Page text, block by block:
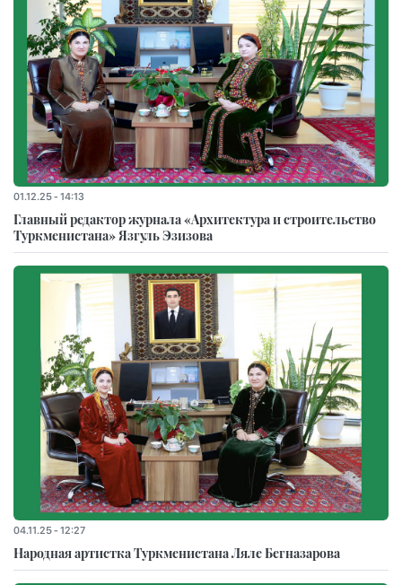
01.12.25 - 14:13
Главный редактор журнала «Архитектура и строительство
Туркменистана» Язгуль Эзизова
04.11.25 - 12:27
Народная артистка Туркменистана Ляле Бегназарова